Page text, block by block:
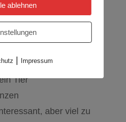
Tier
aber viel zu
ablehnen
| Impressum